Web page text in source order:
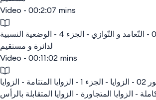
Video - 00:2:07 mins
الهندسة - المحور 01 - التّعامد و التّوازي - الجزء 4 - الوضعية النسبية
لدائرة و مستقيم
Video - 00:11:02 mins
الهندسة - المحور 02 - الزوايا - الجزء 1 - الزوايا المتتامة - الزوايا
- الزوايا المتجاورة - الزوايا المتقابلة بالرأس